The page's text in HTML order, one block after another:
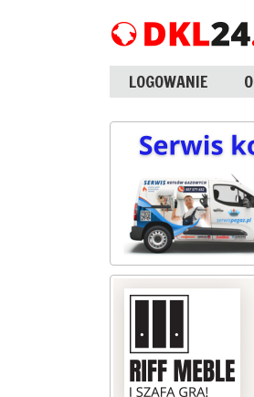
LOGOWANIE